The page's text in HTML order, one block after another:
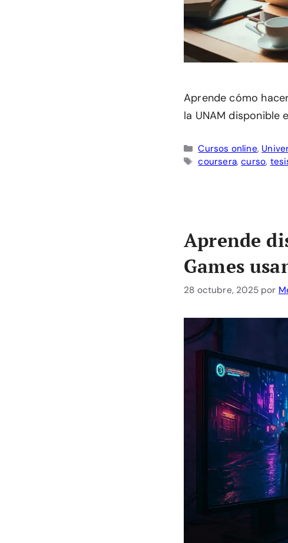
Aprende cómo
la UNAM disponible
Categorías
Cursos online,
Etiquetas
coursera,curso,
Aprende
Games
28 octubre, 2025 por